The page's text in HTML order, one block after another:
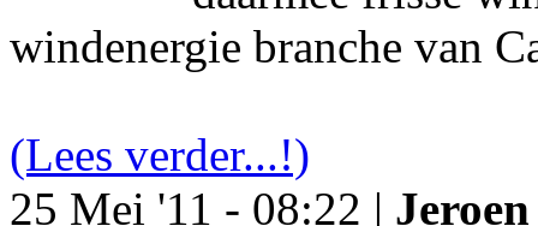
windenergie branche van
(Lees verder...!)
25 Mei '11 - 08:22 |